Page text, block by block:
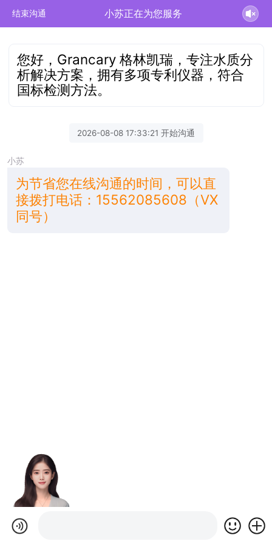
结束沟通 小苏正在为您服务
您好，Grancary 格林凯瑞，专注水质分
析解决方案，拥有多项专利仪器，符合
国标检测方法。
2026-08-08 17:33:21 开始沟通
小苏
为节省您在线沟通的时间，可以直
接拨打电话：15562085608（VX
同号）